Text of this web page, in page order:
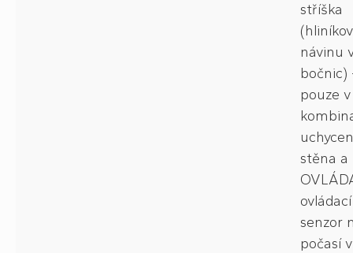
stříška
návinu
bočnic)
pouze v
stěna a
ovládací
senzor
počasí